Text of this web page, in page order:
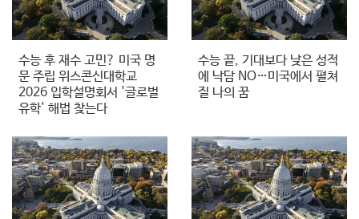
수능 후 재수 고민? 미국 명
문 주립 위스콘신대학교
2026 입학설명회서 '글로벌
유학' 해법 찾는다
수능 끝, 기대보다 낮은 성적
에 낙담 NO…미국에서 펼쳐
질 나의 꿈